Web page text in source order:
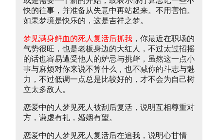
快的往事，并准备从失意中再站起来。不用害怕。
如果梦境是快乐的，这是吉祥之梦。
梦见满身鲜血的死人复活后抓我 ，你最近在职场的
气势很旺，也是老板身边的大红人，不过太过招摇
的话也容易遭受他人的妒忌与挑衅，虽然这一点小
事与麻烦对你来说不算什么，也不减你的斗志与魅
力，不过低调一点总是比较好的，才不会为自己树
立太多敌人。
恋爱中的人梦见死人被刮后复活，说明互相尊重对
方，谦虚有礼，婚姻有望。
恋爱中的人梦见死人复活后在追我，说明心甘情